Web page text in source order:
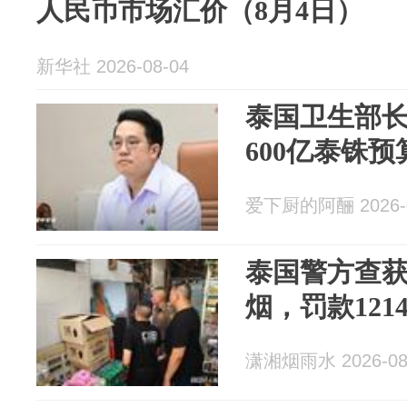
人民币市场汇价（8月4日）
新华社 2026-08-04
泰国卫生部
600亿泰铢预
爱下厨的阿酾
泰国警方查
烟，罚款
潇湘烟雨水 2026-